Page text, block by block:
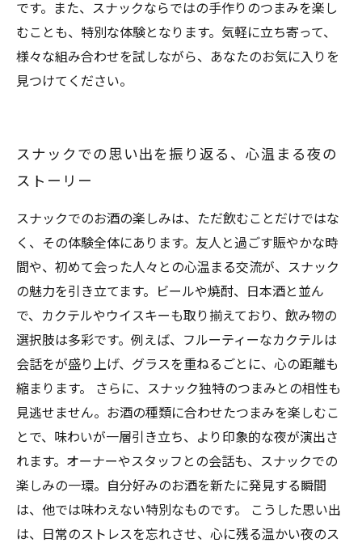
です。また、スナックならではの手作りのつまみを楽し
むことも、特別な体験となります。気軽に立ち寄って、
様々な組み合わせを試しながら、あなたのお気に入りを
見つけてください。
スナックでの思い出を振り返る、心温まる夜の
ストーリー
スナックでのお酒の楽しみは、ただ飲むことだけではな
く、その体験全体にあります。友人と過ごす賑やかな時
間や、初めて会った人々との心温まる交流が、スナック
の魅力を引き立てます。ビールや焼酎、日本酒と並ん
で、カクテルやウイスキーも取り揃えており、飲み物の
選択肢は多彩です。例えば、フルーティーなカクテルは
会話をが盛り上げ、グラスを重ねるごとに、心の距離も
縮まります。 さらに、スナック独特のつまみとの相性も
見逃せません。お酒の種類に合わせたつまみを楽しむこ
とで、味わいが一層引き立ち、より印象的な夜が演出さ
れます。オーナーやスタッフとの会話も、スナックでの
楽しみの一環。自分好みのお酒を新たに発見する瞬間
は、他では味わえない特別なものです。 こうした思い出
は、日常のストレスを忘れさせ、心に残る温かい夜のス